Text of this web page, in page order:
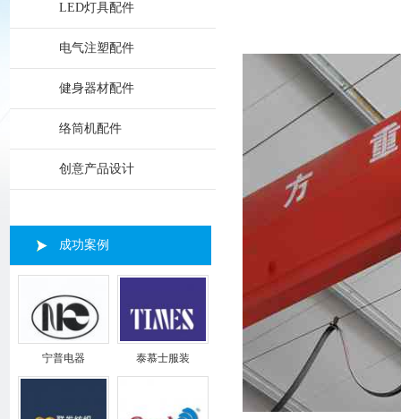
LED灯具配件
电气注塑配件
健身器材配件
络筒机配件
创意产品设计
成功案例
宁普电器 泰慕士服装